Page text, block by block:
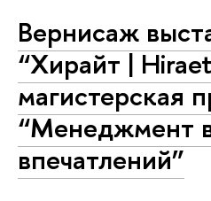
Вернисаж
“Хирайт |
магистерская
“Менеджмент
впечатлений”